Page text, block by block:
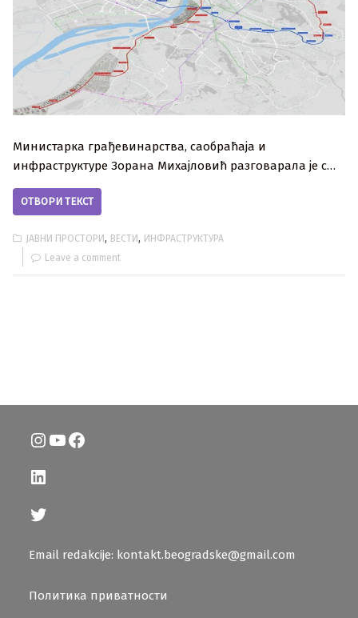
Министарка грађевинарства, саобраћаја и
инфраструктуре Зорана Михајловић разговарала је с…
ОТВОРИ ТЕКСТ
ЈАВНИ ПРОСТОРИ, ВЕСТИ, ИНФРАСТРУКТУРА
Leave a comment
Instagram
YouTube
Facebook
LinkedIn
Twitter
Email redakcije: kontakt.beogradske@gmail.com
Политика приватности